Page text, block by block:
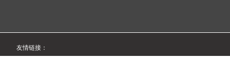
友情链接：